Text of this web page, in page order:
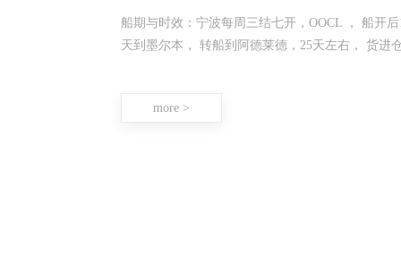
船期与时效：宁波每周三结七开，OOCL ， 船开后
天到墨尔本， 转船到阿德莱德，25天左右， 货进
more >